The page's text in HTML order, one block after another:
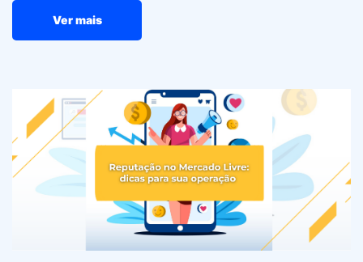
Ver mais
Reputação no Mercado Livre: pilares essenciais para